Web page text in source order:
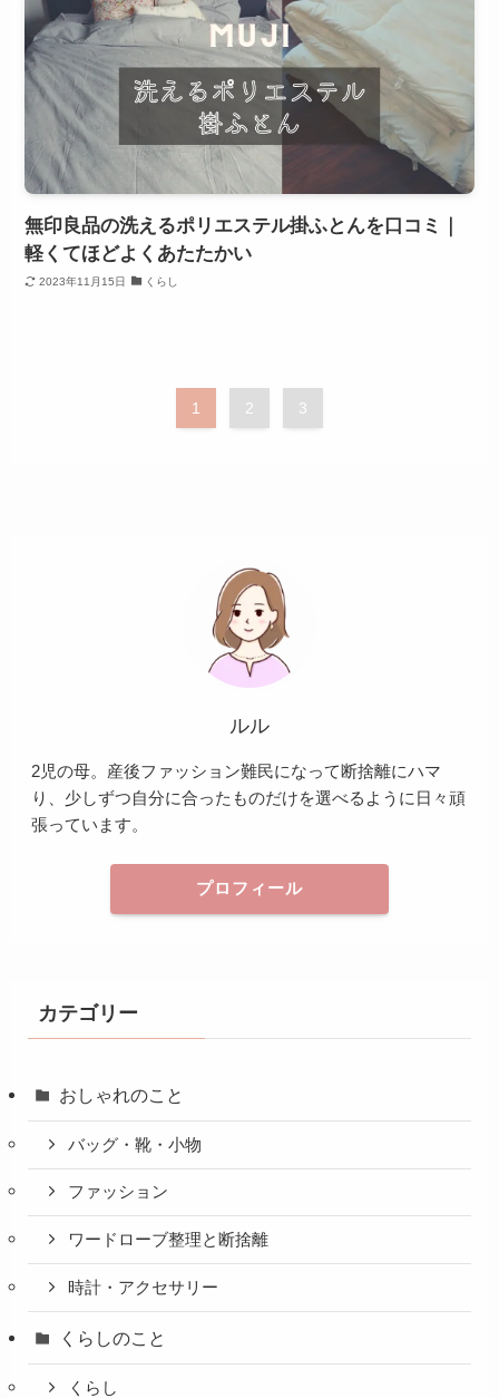
無印良品の洗えるポリエステル掛ふとんを口コミ｜
軽くてほどよくあたたかい
2023年11月15日 くらし
1 2 3
ルル
2児の母。産後ファッション難民になって断捨離にハマ
り、少しずつ自分に合ったものだけを選べるように日々頑
張っています。
プロフィール
カテゴリー
おしゃれのこと
バッグ・靴・小物
ファッション
ワードローブ整理と断捨離
時計・アクセサリー
くらしのこと
くらし